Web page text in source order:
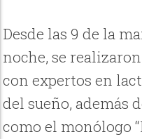
Desde las 9 de la
noche, se
con expertos en
del sueño, además
como el monólogo